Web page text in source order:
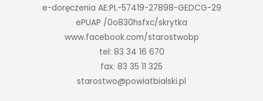
e-doręczenia AE:PL-57419-27898-GEDCG-29
ePUAP /0o830hsfxc/skrytka
www.facebook.com/starostwobp
tel: 83 34 16 670
fax: 83 35 11 325
starostwo@powiatbialski.pl